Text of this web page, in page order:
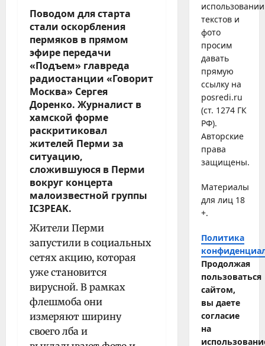
Поводом для старта
стали оскорбления
пермяков в прямом
эфире передачи
«Подъем» главреда
радиостанции «Говорит
Москва» Сергея
Доренко. Журналист в
хамской форме
раскритиковал
жителей Перми за
ситуацию,
сложившуюся в Перми
вокруг концерта
малоизвестной группы
IC3PEAK.
Жители Перми
запустили в социальных
сетях акцию, которая
уже становится
вирусной. В рамках
флешмоба они
измеряют ширину
своего лба и
использовании
текстов и
фото
просим
давать
прямую
ссылку на
posredi.ru
(ст. 1274 ГК
РФ).
Авторские
права
защищены.
Материалы
для лиц 18
+.
Политика
Продолжая
пользоваться
сайтом,
вы даете
согласие
на